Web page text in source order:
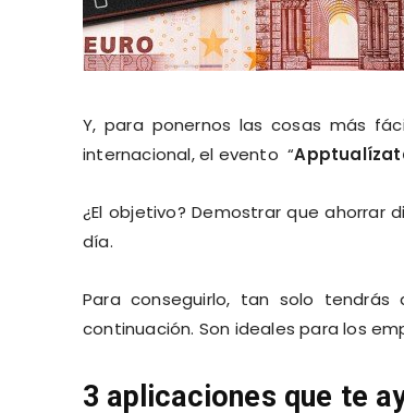
Y, para ponernos las cosas más
internacional, el evento “
¿El objetivo? Demostrar que ahorrar
día.
Para conseguirlo, tan solo tendrás
continuación. Son ideales para los
3 aplicaciones que te